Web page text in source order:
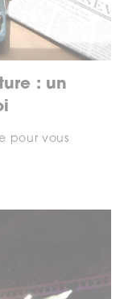
: un
pour vous